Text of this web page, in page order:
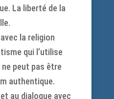
La liberté de la
la religion
qui l’utilise
peut pas être
authentique.
au dialogue avec